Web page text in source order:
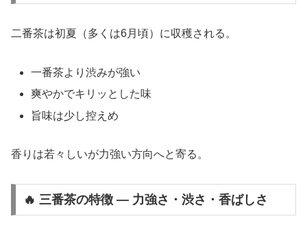
二番茶は初夏（多くは6月頃）に収穫される。
一番茶より渋みが強い
爽やかでキリッとした味
旨味は少し控えめ
香りは若々しいが力強い方向へと寄る。
🔥 三番茶の特徴 ― 力強さ・渋さ・香ばしさ